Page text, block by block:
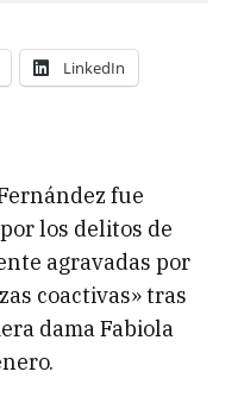
LinkedIn
fue
los delitos de
agravadas por
coactivas» tras
dama Fabiola